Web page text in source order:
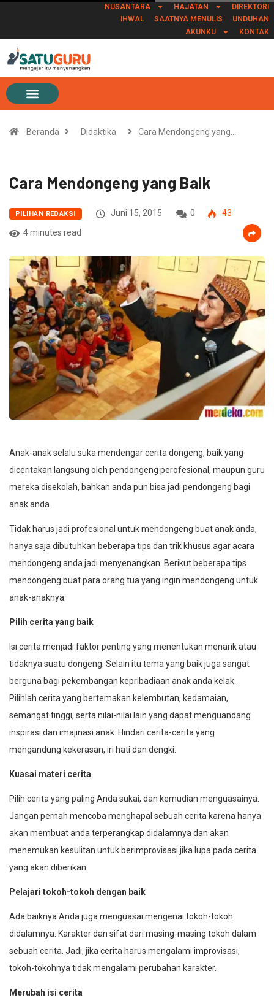
NUSANTARA HAJATAN
DIREKTORI
IHWAL
SAATNYA MENULIS
UNDUHAN
AKUNKU
KONTAK
Beranda Didaktika Cara Mendongeng yang…
Cara Mendongeng yang Baik
PILIHAN REDAKSI Juni 15, 2015 0
43
4 minutes read
Anak-anak selalu suka mendengar cerita dongeng, baik yang
diceritakan langsung oleh pendongeng perofesional, maupun guru
mereka disekolah, bahkan anda pun bisa jadi pendongeng bagi
anak anda.
Tidak harus jadi profesional untuk mendongeng buat anak anda,
hanya saja dibutuhkan beberapa tips dan trik khusus agar acara
mendongeng anda jadi menyenangkan. Berikut beberapa tips
mendongeng buat para orang tua yang ingin mendongeng untuk
anak-anaknya:
Pilih cerita yang baik
Isi cerita menjadi faktor penting yang menentukan menarik atau
tidaknya suatu dongeng. Selain itu tema yang baik juga sangat
berguna bagi pekembangan kepribadiaan anak anda kelak.
Pilihlah cerita yang bertemakan kelembutan, kedamaian,
semangat tinggi, serta nilai-nilai lain yang dapat menguandang
inspirasi dan imajinasi anak. Hindari cerita-cerita yang
mengandung kekerasan, iri hati dan dengki.
Kuasai materi cerita
Pilih cerita yang paling Anda sukai, dan kemudian menguasainya.
Jangan pernah mencoba menghapal sebuah cerita karena hanya
akan membuat anda terperangkap didalamnya dan akan
menemukan kesulitan untuk berimprovisasi jika lupa pada cerita
yang akan diberikan.
Pelajari tokoh-tokoh dengan baik
Ada baiknya Anda juga menguasai mengenai tokoh-tokoh
didalamnya. Karakter dan sifat dari masing-masing tokoh dalam
sebuah cerita. Jadi, jika cerita harus mengalami improvisasi,
tokoh-tokohnya tidak mengalami perubahan karakter.
Merubah isi cerita